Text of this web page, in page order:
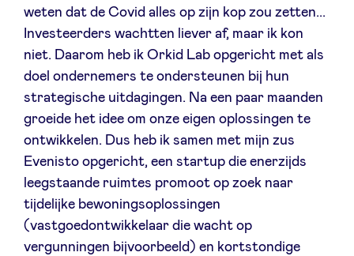
weten dat de Covid alles op zijn kop zou zetten...
Investeerders wachtten liever af, maar ik kon
niet. Daarom heb ik Orkid Lab opgericht met als
doel ondernemers te ondersteunen bij hun
strategische uitdagingen. Na een paar maanden
groeide het idee om onze eigen oplossingen te
ontwikkelen. Dus heb ik samen met mijn zus
Evenisto opgericht, een startup die enerzijds
leegstaande ruimtes promoot op zoek naar
tijdelijke bewoningsoplossingen
(vastgoedontwikkelaar die wacht op
vergunningen bijvoorbeeld) en kortstondige